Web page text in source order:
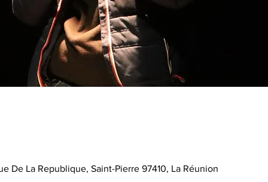
De La Republique, Saint-Pierre 97410, La Réunion